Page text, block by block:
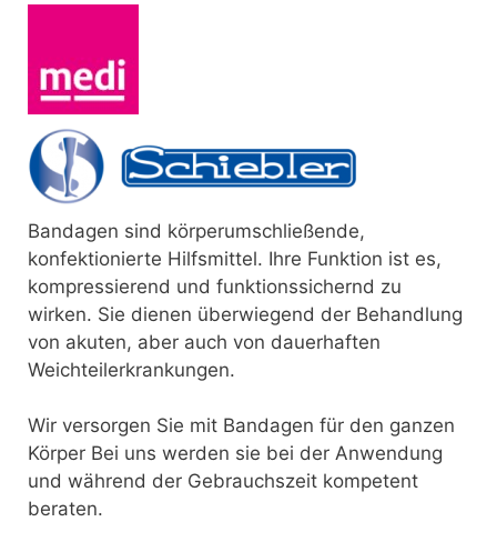
Bandagen sind körperumschließende,
konfektionierte Hilfsmittel. Ihre Funktion ist es,
kompressierend und funktionssichernd zu
wirken. Sie dienen überwiegend der Behandlung
von akuten, aber auch von dauerhaften
Weichteilerkrankungen.
Wir versorgen Sie mit Bandagen für den ganzen
Körper Bei uns werden sie bei der Anwendung
und während der Gebrauchszeit kompetent
beraten.